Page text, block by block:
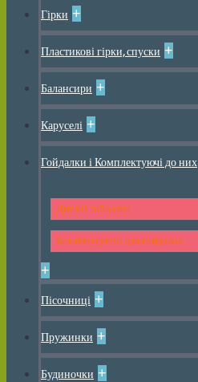
Гірки +
Пластикові гірки, спуски +
Балансири +
Каруселі +
Гойдалки і Комплектуючі до них
Дитячі гойдалки
Комплектуючі для гойдалок
+
Пісочниці +
Пружинки +
Будиночки +